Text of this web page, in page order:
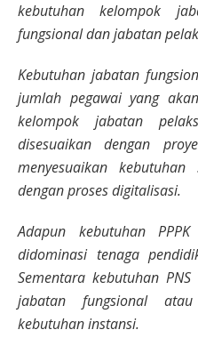
kebutuhan kelompok
fungsional dan jabatan
Kebutuhan jabatan
jumlah pegawai yang
kelompok jabatan
disesuaikan dengan
menyesuaikan
dengan proses digitalisasi.
Adapun kebutuhan
didominasi tenaga
Sementara kebutuhan
jabatan fungsional
kebutuhan instansi.